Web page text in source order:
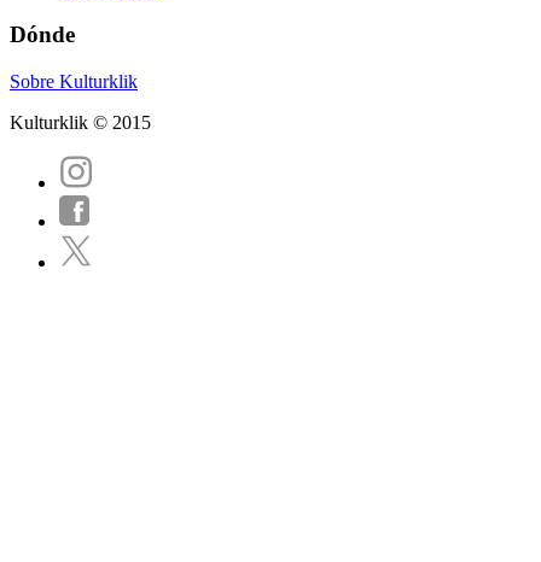
Dónde
Sobre Kulturklik
Kulturklik © 2015